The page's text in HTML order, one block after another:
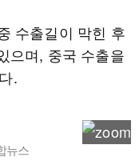
수출길이 막힌 후
으며, 중국 수출을
.
뉴스